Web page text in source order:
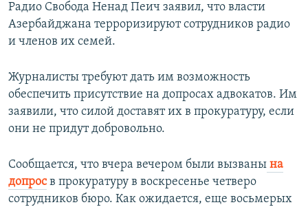
Радио Свобода Ненад Пеич заявил, что власти
Азербайджана терроризируют сотрудников радио
и членов их семей.
Журналисты требуют дать им возможность
обеспечить присутствие на допросах адвокатов. Им
заявили, что силой доставят их в прокуратуру, если
они не придут добровольно.
Сообщается, что вчера вечером были вызваны на
допросв прокуратуру в воскресенье четверо
сотрудников бюро. Как ожидается, еще восьмерых